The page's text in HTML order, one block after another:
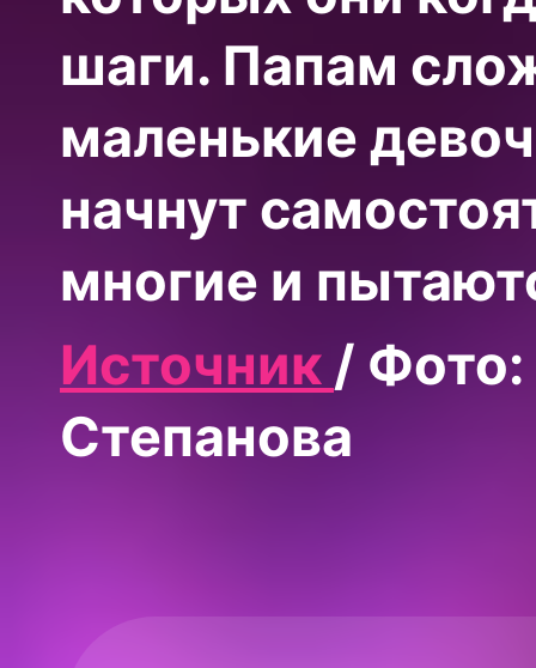
шаги. Папам
маленькие
начнут
многие и
Источник / Фото:
Степанова